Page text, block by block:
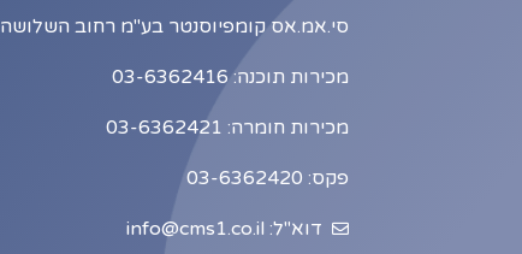
סי.אמ.אס קומפיוסנטר בע"מ רחוב השלושה 2, כניסה B1, תל אביב
מכירות תוכנה: 03-6362416
מכירות חומרה: 03-6362421
פקס: 03-6362420
דוא"ל: info@cms1.co.il